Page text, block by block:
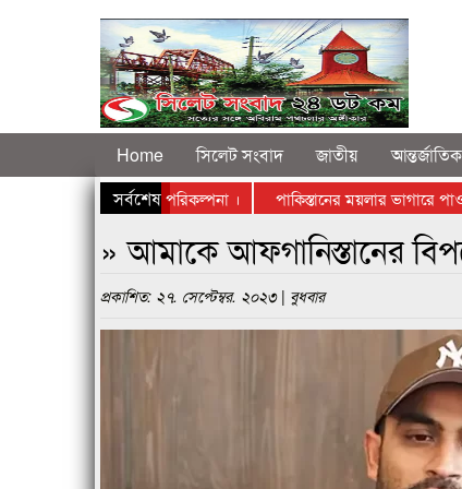
Home সিলেট সংবাদ জাতীয় আন্তর্জাতিক
সর্বশেষ
প্ল্যান্ট সিলেটে স্থাপনের পরিকল্পনা । পাকিস্তানের ময়লার ভাগারে
» আমাকে আফগানিস্তানের
প্রকাশিত: ২৭. সেপ্টেম্বর. ২০২৩ | বুধবার